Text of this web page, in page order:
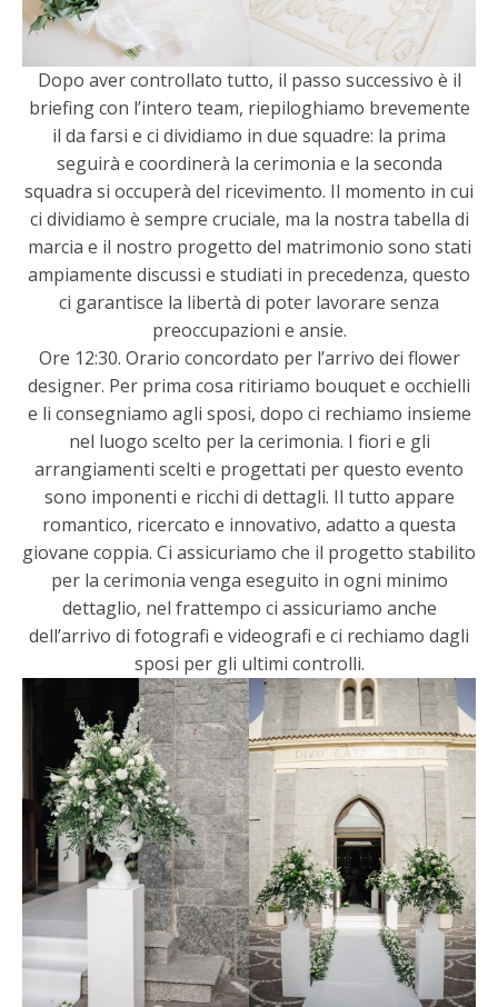
Dopo aver controllato tutto, il passo successivo è il
briefing con l’intero team, riepiloghiamo brevemente
il da farsi e ci dividiamo in due squadre: la prima
seguirà e coordinerà la cerimonia e la seconda
squadra si occuperà del ricevimento. Il momento in cui
ci dividiamo è sempre cruciale, ma la nostra tabella di
marcia e il nostro progetto del matrimonio sono stati
ampiamente discussi e studiati in precedenza, questo
ci garantisce la libertà di poter lavorare senza
preoccupazioni e ansie.
Ore 12:30. Orario concordato per l’arrivo dei flower
designer. Per prima cosa ritiriamo bouquet e occhielli
e li consegniamo agli sposi, dopo ci rechiamo insieme
nel luogo scelto per la cerimonia. I fiori e gli
arrangiamenti scelti e progettati per questo evento
sono imponenti e ricchi di dettagli. Il tutto appare
romantico, ricercato e innovativo, adatto a questa
giovane coppia. Ci assicuriamo che il progetto stabilito
per la cerimonia venga eseguito in ogni minimo
dettaglio, nel frattempo ci assicuriamo anche
dell’arrivo di fotografi e videografi e ci rechiamo dagli
sposi per gli ultimi controlli.